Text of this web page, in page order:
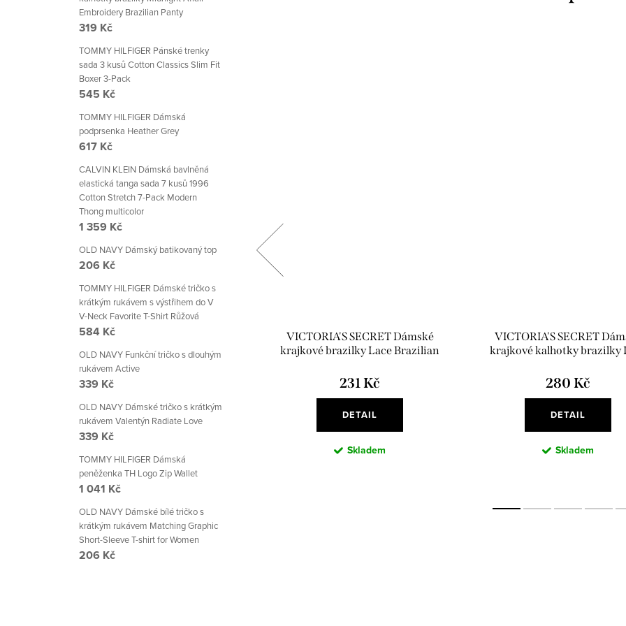
Embroidery Brazilian Panty
319 Kč
TOMMY HILFIGER Pánské trenky
sada 3 kusů Cotton Classics Slim Fit
Boxer 3-Pack
545 Kč
TOMMY HILFIGER Dámská
podprsenka Heather Grey
617 Kč
CALVIN KLEIN Dámská bavlněná
elastická tanga sada 7 kusů 1996
Cotton Stretch 7-Pack Modern
Thong multicolor
1 359 Kč
OLD NAVY Dámský batikovaný top
206 Kč
TOMMY HILFIGER Dámské tričko s
krátkým rukávem s výstřihem do V
V-Neck Favorite T-Shirt Růžová
584 Kč
OLD NAVY Funkční tričko s dlouhým
rukávem Active
339 Kč
OLD NAVY Dámské tričko s krátkým
rukávem Valentýn Radiate Love
339 Kč
TOMMY HILFIGER Dámská
peněženka TH Logo Zip Wallet
1 041 Kč
OLD NAVY Dámské bílé tričko s
krátkým rukávem Matching Graphic
Short-Sleeve T-shirt for Women
206 Kč
VICTORIA'S SECRET Dámské
krajkové kalhotky brazilky Lace
Brazilian Panty modrá
DETAIL
VICTORIA'S SECRET Dámské
krajkové brazilky Lace Brazilian
231 Kč
DETAIL
Skladem
VICTORIA'S SECRET
krajkové kalhotky brazilky
280 Kč
DETAIL
Skladem